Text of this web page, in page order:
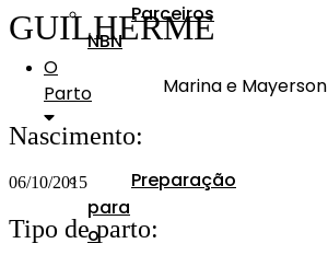
Parceiros
NBN
O
Parto
Preparação
para
o
GUILHERME
Marina e Mayerson
Nascimento:
06/10/2015
Tipo de parto: